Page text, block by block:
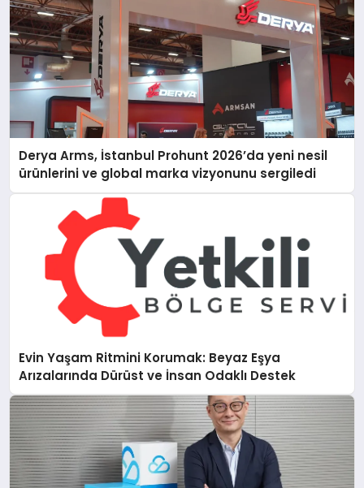
Derya Arms, İstanbul Prohunt 2026’da yeni nesil
ürünlerini ve global marka vizyonunu sergiledi
Evin Yaşam Ritmini Korumak: Beyaz Eşya
Arızalarında Dürüst ve İnsan Odaklı Destek